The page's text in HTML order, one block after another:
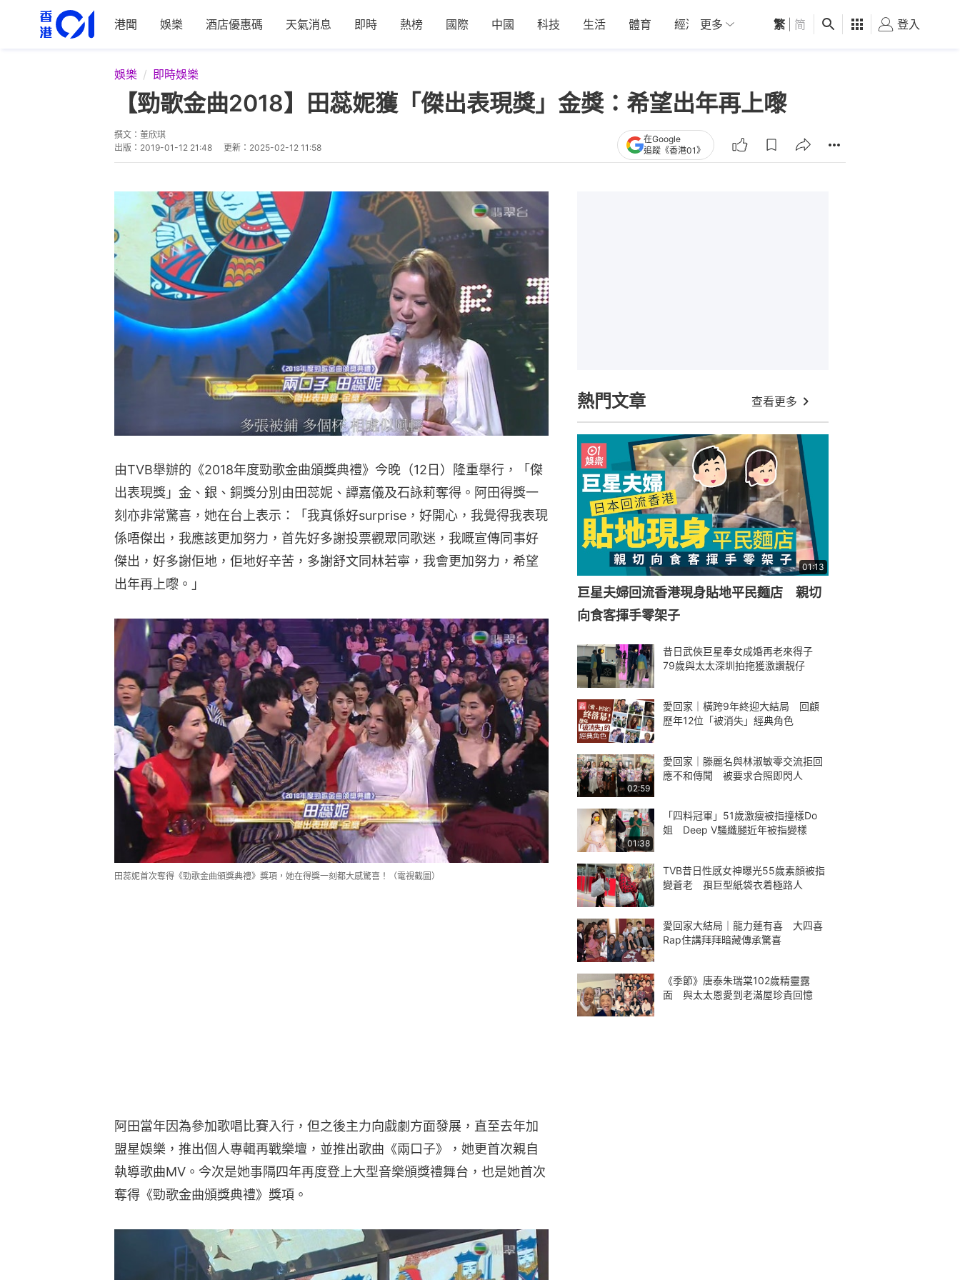
港聞 娛樂 酒店優惠碼 天氣消息 即時 熱榜 國際 中國 科技 生活 體育 經濟 01深圳 觀點 健康 好食玩飛
更多 繁 简 登入
娛樂 即時娛樂
【勁歌金曲2018】田蕊妮獲「傑出表現獎」金獎：希望出年再上嚟
撰文： 董欣琪
出版： 2019-01-12 21:48 更新： 2025-02-12 11:58
在Google
追蹤《香港01》
由TVB舉辦的《2018年度勁歌金曲頒獎典禮》今晚（12日）隆重舉行，「傑
出表現獎」金、銀、銅獎分別由田蕊妮、譚嘉儀及石詠莉奪得。阿田得獎一
刻亦非常驚喜，她在台上表示：「我真係好surprise，好開心，我覺得我表現
係唔傑出，我應該更加努力，首先好多謝投票觀眾同歌迷，我嘅宣傳同事好
傑出，好多謝佢地，佢地好辛苦，多謝舒文同林若寧，我會更加努力，希望
出年再上嚟。」
田蕊妮首次奪得《勁歌金曲頒獎典禮》獎項，她在得獎一刻都大感驚喜！（電視截圖）
阿田當年因為參加歌唱比賽入行，但之後主力向戲劇方面發展，直至去年加
盟星娛樂，推出個人專輯再戰樂壇，並推出歌曲《兩口子》，她更首次親自
執導歌曲MV。今次是她事隔四年再度登上大型音樂頒獎禮舞台，也是她首次
奪得《勁歌金曲頒獎典禮》獎項。
熱門文章 查看更多
01:13
巨星夫婦回流香港現身貼地平民麵店 親切
向食客揮手零架子
昔日武俠巨星奉女成婚再老來得子
79歲與太太深圳拍拖獲激讚靚仔
愛回家｜橫跨9年終迎大結局 回顧
歷年12位「被消失」經典角色
02:59
愛回家｜滕麗名與林淑敏零交流拒回
應不和傳聞 被要求合照即閃人
01:38
「四料冠軍」51歲激瘦被指撞樣Do
姐 Deep V騷纖腿近年被指變樣
TVB昔日性感女神曝光55歲素顏被指
變蒼老 孭巨型紙袋衣着極路人
愛回家大結局｜龍力蓮有喜 大四喜
Rap住講拜拜暗藏傳承驚喜
《季節》唐泰朱瑞棠102歲精靈露
面 與太太恩愛到老滿屋珍貴回憶